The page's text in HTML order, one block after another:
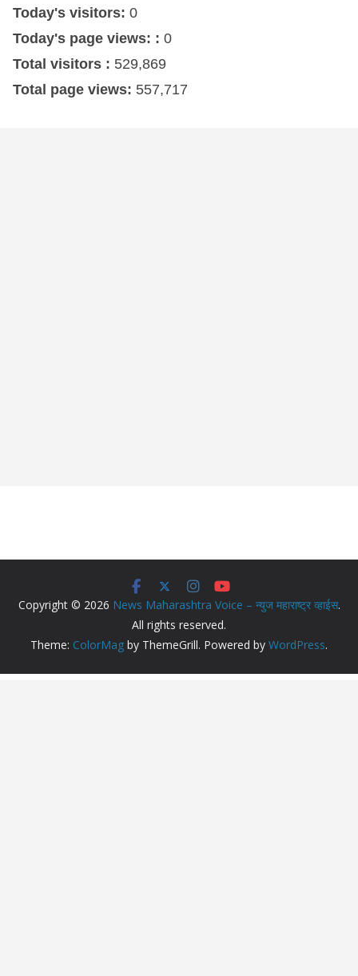
Today's visitors: 0
Today's page views: : 0
Total visitors : 529,869
Total page views: 557,717
Copyright © 2026 News Maharashtra Voice – न्युज महाराष्ट्र व्हाईस.
All rights reserved.
Theme: ColorMag by ThemeGrill. Powered by WordPress.